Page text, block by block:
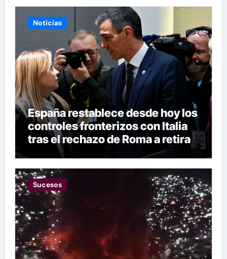
Noticias
España restablece desde hoy los
controles fronterizos con Italia
tras el rechazo de Roma a retirar
las restricciones
Sucesos